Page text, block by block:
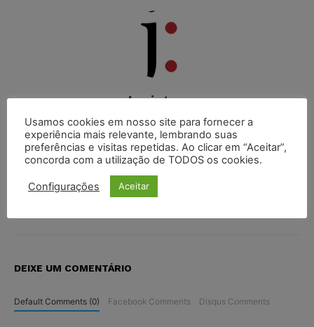
Juristas
http://juristas.com.br
O Portal Juristas nasceu com o objetivo de integrar
uma comunidade jurídica onde os internautas possam
vez mais seu aprendizado em nosso Portal.
DEIXE UM COMENTÁRIO
Default Comments (0) Facebook Comments Disqus Comments
Usamos cookies em nosso site para fornecer a
experiência mais relevante, lembrando suas
preferências e visitas repetidas. Ao clicar em “Aceitar”,
concorda com a utilização de TODOS os cookies.
Configurações Aceitar